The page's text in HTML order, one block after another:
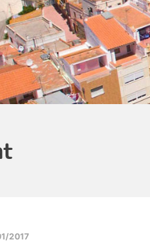
2017